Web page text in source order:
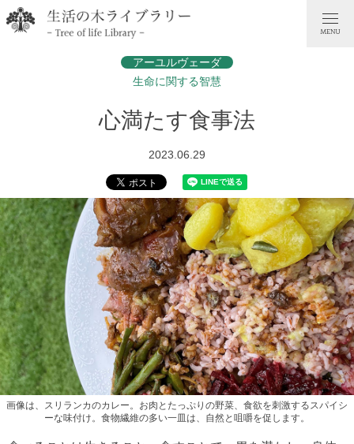
アーユルヴェーダ
生命に関する智慧
心満たす食事法
2023.06.29
画像は、スリランカのカレー。お肉とたっぷりの野菜、食欲を刺激するスパイシ
ーな味付け。食物繊維の多い一皿は、自然と咀嚼を促します。